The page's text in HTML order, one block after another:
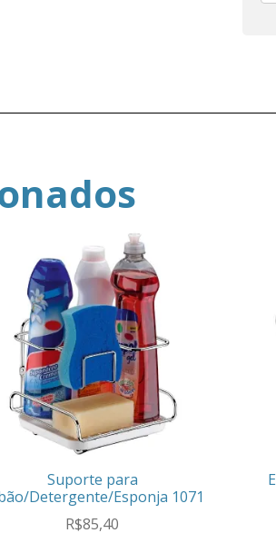
Suporte para
Detergente/Esponja 1071
R$85,40